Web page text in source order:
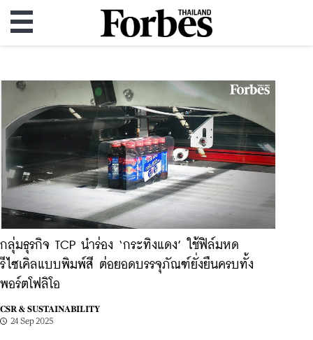
กลุ่มธุรกิจ TCP นำร่อง ‘กระทิงแดง’ ใช้ฟิล์มหด
รีไซเคิลแบบพิมพ์สี ต่อยอดบรรจุภัณฑ์ยั่งยืนครบทั้ง
พอร์ตโฟลิโอ
CSR & SUSTAINABILITY
24 Sep 2025